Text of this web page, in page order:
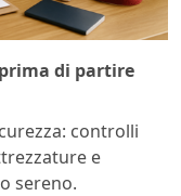
di partire
controlli
e
sereno.